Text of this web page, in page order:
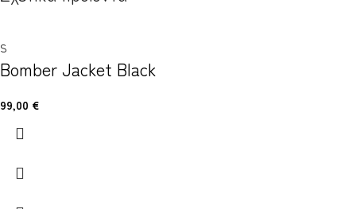
S
Bomber Jacket Black
99,00 €